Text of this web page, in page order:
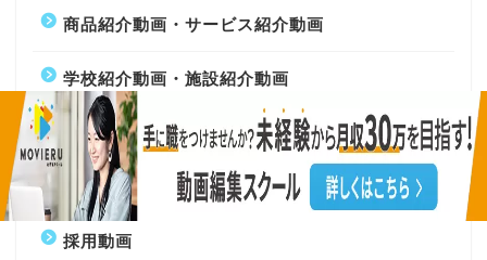
商品紹介動画・サービス紹介動画
学校紹介動画・施設紹介動画
展示会動画
広告動画・CM
採用動画